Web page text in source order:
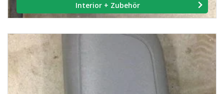
Interior + Zubehör